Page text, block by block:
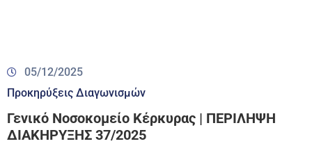
05/12/2025
Προκηρύξεις Διαγωνισμών
Γενικό Νοσοκομείο Κέρκυρας | ΠΕΡΙΛΗΨΗ
ΔΙΑΚΗΡΥΞΗΣ 37/2025